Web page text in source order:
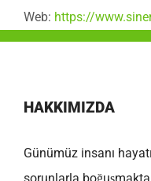
Web: https://
HAKKIMIZDA
Günümüz insanı
sorunlarla